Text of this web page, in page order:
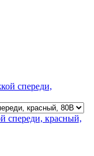
спереди, красный,